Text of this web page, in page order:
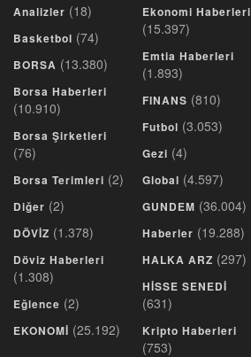
Analizler (18)
Basketbol (74)
BORSA (13.380)
Borsa Haberleri
(10.910)
Borsa Şirketleri
(76)
Borsa Terimleri (2)
Diğer (2)
DÖVİZ (1.378)
Döviz Haberleri
(1.308)
Eğlence (2)
EKONOMİ (25.192)
Ekonomi Haberleri
(15.397)
Emtia Haberleri
(1.893)
FINANS (810)
Futbol (3.053)
Gezi (4)
Global (4.597)
GUNDEM (36.004)
Haberler (19.288)
HALKA ARZ (297)
HİSSE SENEDİ
(631)
Kripto Haberleri
(753)